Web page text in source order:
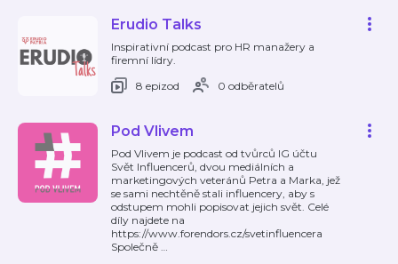
Erudio Talks
Inspirativní podcast pro HR manažery a
firemní lídry.
8 epizod
0 odběratelů
Pod Vlivem
Pod Vlivem je podcast od tvůrců IG účtu
Svět Influencerů, dvou mediálních a
marketingových veteránů Petra a Marka, jež
se sami nechtěně stali influencery, aby s
odstupem mohli popisovat jejich svět. Celé
díly najdete na
https://www.forendors.cz/svetinfluencera
Společně …